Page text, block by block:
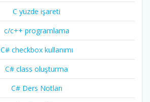
C yüzde işareti
c/c++ programlama
C# checkbox kullanımı
C# class oluşturma
C# Ders Notları